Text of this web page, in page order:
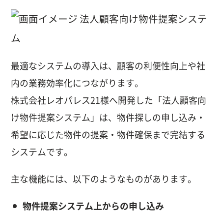
最適なシステムの導入は、顧客の利便性向上や社
内の業務効率化につながります。
株式会社レオパレス21様へ開発した「法人顧客向
け物件提案システム」は、物件探しの申し込み・
希望に応じた物件の提案・物件確保まで完結する
システムです。
主な機能には、以下のようなものがあります。
物件提案システム上からの申し込み